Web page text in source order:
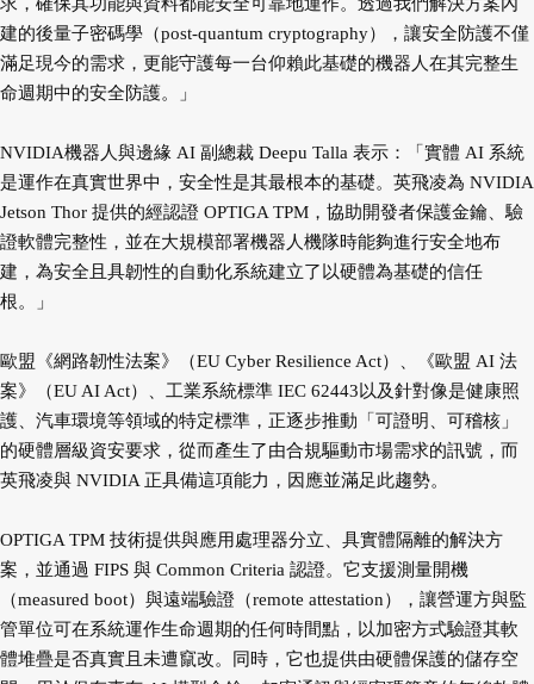
建的後量子密碼學（post-quantum cryptography），讓安全防護不僅
滿足現今的需求，更能守護每一台仰賴此基礎的機器人在其完整生
命週期中的安全防護。」
NVIDIA機器人與邊緣 AI 副總裁 Deepu Talla 表示：「實體 AI 系統
是運作在真實世界中，安全性是其最根本的基礎。英飛凌為 NVIDIA
Jetson Thor 提供的經認證 OPTIGA TPM，協助開發者保護金鑰、驗
證軟體完整性，並在大規模部署機器人機隊時能夠進行安全地布
建，為安全且具韌性的自動化系統建立了以硬體為基礎的信任
根。」
歐盟《網路韌性法案》（EU Cyber Resilience Act）、《歐盟 AI 法
案》（EU AI Act）、工業系統標準 IEC 62443以及針對像是健康照
護、汽車環境等領域的特定標準，正逐步推動「可證明、可稽核」
的硬體層級資安要求，從而產生了由合規驅動市場需求的訊號，而
英飛凌與 NVIDIA 正具備這項能力，因應並滿足此趨勢。
OPTIGA TPM 技術提供與應用處理器分立、具實體隔離的解決方
案，並通過 FIPS 與 Common Criteria 認證。它支援測量開機
（measured boot）與遠端驗證（remote attestation），讓營運方與監
管單位可在系統運作生命週期的任何時間點，以加密方式驗證其軟
體堆疊是否真實且未遭竄改。同時，它也提供由硬體保護的儲存空